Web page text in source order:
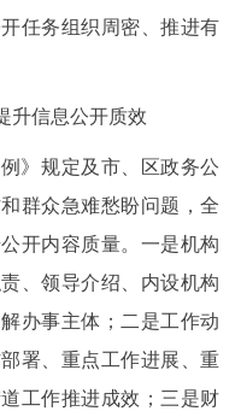
任务组织周密、推进有
信息公开质效
》规定及市、区政务公
群众急难愁盼问题，全
开内容质量。一是机构
、领导介绍、内设机构
办事主体；二是工作动
署、重点工作进展、重
工作推进成效；三是财